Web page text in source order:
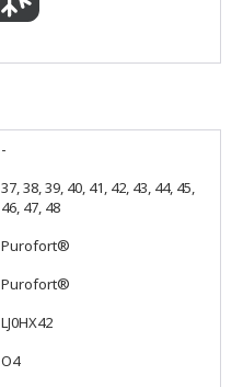
-
37, 38, 39, 40, 41, 42, 43, 44, 45,
46, 47, 48
Purofort®
Purofort®
LJ0HX42
O4